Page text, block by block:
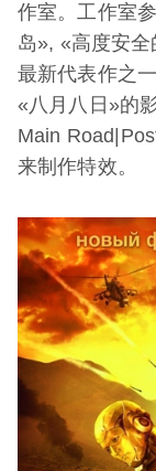
作室。工作室
岛», «高度安
最新代表作之
«八月八日»的
Main
来制作特效。